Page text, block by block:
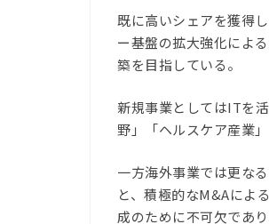
既に高いシェアを獲得
ー基盤の拡大強化によ
築を目指している。
新規事業としてはITを
野」「ヘルスケア産業
一方海外事業では更な
と、積極的なM&Aによ
成のために不可欠であ